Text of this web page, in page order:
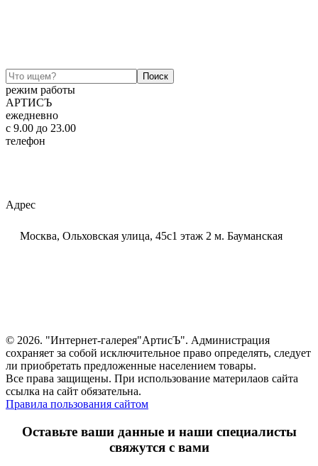
режим работы
АРТИСЪ
ежедневно
c 9.00 до 23.00
телефон
Адрес
Москва, Ольховская улица, 45с1 этаж 2 м. Бауманская
© 2026. "Интернет-галерея"АртисЪ". Администрация
сохраняет за собой исключительное право определять, следует
ли приобретать предложенные населением товары.
Все права защищены. При использование материлаов сайта
ссылка на сайт обязательна.
Правила пользования сайтом
Оставьте ваши данные и наши специалисты
свяжутся с вами